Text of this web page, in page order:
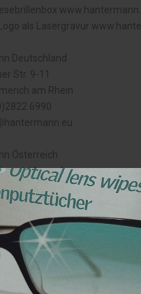
als Lasergravur
Deutschland
Str. 9-11
am Rhein
6990
Österreich
Klagenfurt
3 A-9020
am Wörthersee
913218